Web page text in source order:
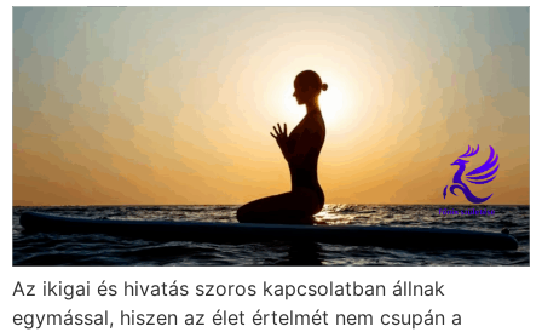
Az ikigai és hivatás szoros kapcsolatban állnak
egymással, hiszen az élet értelmét nem csupán a